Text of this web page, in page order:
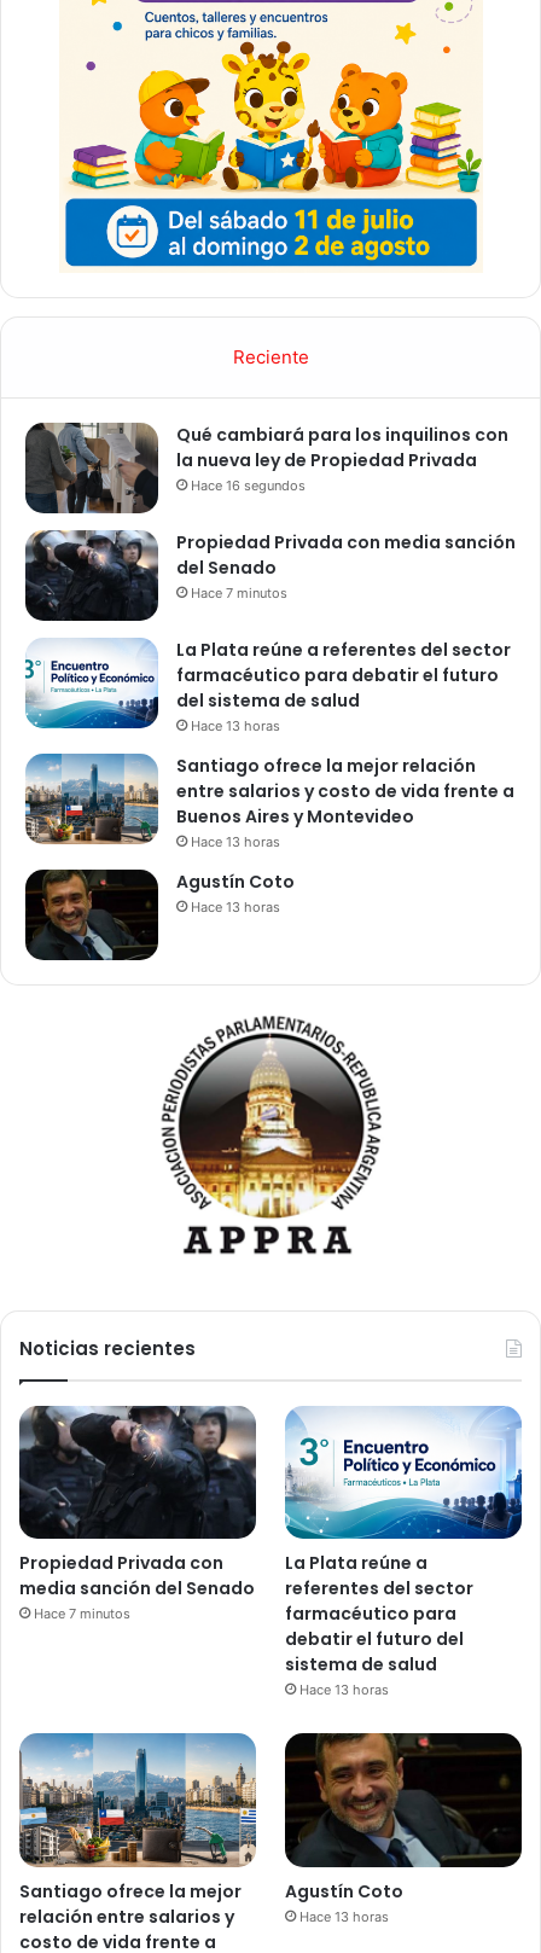
Reciente
Qué cambiará para los inquilinos con
la nueva ley de Propiedad Privada
Hace 16 segundos
Propiedad Privada con media sanción
del Senado
Hace 7 minutos
La Plata reúne a referentes del sector
farmacéutico para debatir el futuro
del sistema de salud
Hace 13 horas
Santiago ofrece la mejor relación
entre salarios y costo de vida frente a
Buenos Aires y Montevideo
Hace 13 horas
Agustín Coto
Hace 13 horas
Noticias recientes
Propiedad Privada con
media sanción del Senado
Hace 7 minutos
La Plata reúne a
referentes del sector
farmacéutico para
debatir el futuro del
sistema de salud
Hace 13 horas
Santiago ofrece la mejor
relación entre salarios y
costo de vida frente a
Agustín Coto
Hace 13 horas